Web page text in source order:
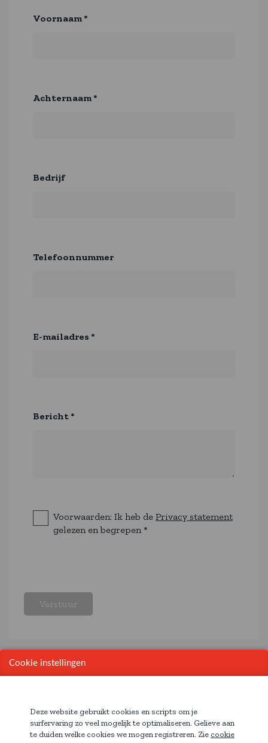
Voornaam *
Achternaam *
Bedrijf
Telefoonnummer
E-mailadres *
Bericht *
Voorwaarden: Ik heb de Privacy statement
gelezen en begrepen *
Contactgegevens
Cookie instellingen
Deze website gebruikt cookies en scripts om je
surfervaring zo veel mogelijk te optimaliseren. Gelieve aan
te duiden welke cookies we mogen registreren. Zie cookie